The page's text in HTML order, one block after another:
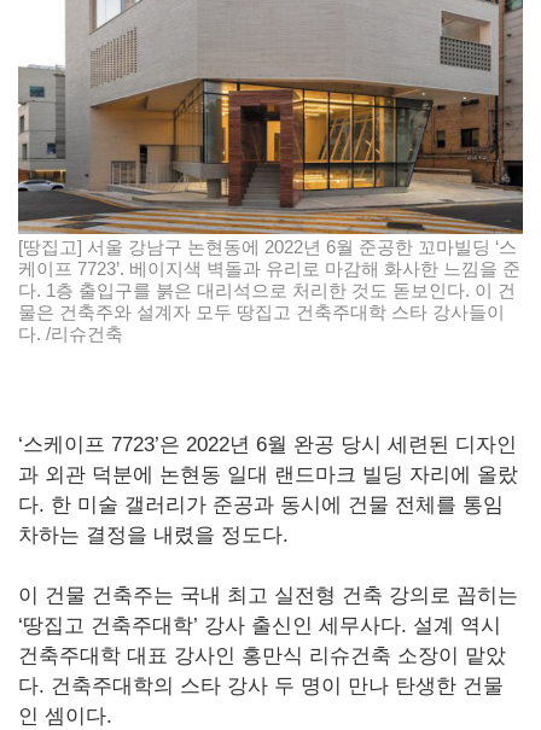
[땅집고] 서울 강남구 논현동에 2022년 6월 준공한 꼬마빌딩 ‘스
케이프 7723’. 베이지색 벽돌과 유리로 마감해 화사한 느낌을 준
다. 1층 출입구를 붉은 대리석으로 처리한 것도 돋보인다. 이 건
물은 건축주와 설계자 모두 땅집고 건축주대학 스타 강사들이
다. /리슈건축
‘스케이프 7723’은 2022년 6월 완공 당시 세련된 디자인
과 외관 덕분에 논현동 일대 랜드마크 빌딩 자리에 올랐
다. 한 미술 갤러리가 준공과 동시에 건물 전체를 통임
차하는 결정을 내렸을 정도다.
이 건물 건축주는 국내 최고 실전형 건축 강의로 꼽히는
‘땅집고 건축주대학’ 강사 출신인 세무사다. 설계 역시
건축주대학 대표 강사인 홍만식 리슈건축 소장이 맡았
다. 건축주대학의 스타 강사 두 명이 만나 탄생한 건물
인 셈이다.